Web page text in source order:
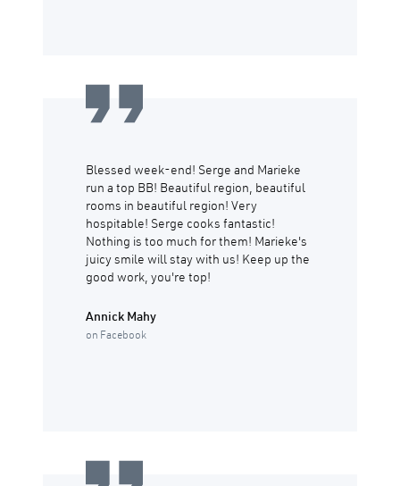
Blessed week-end! Serge and Marieke
run a top BB! Beautiful region, beautiful
rooms in beautiful region! Very
hospitable! Serge cooks fantastic!
Nothing is too much for them! Marieke's
juicy smile will stay with us! Keep up the
good work, you're top!
Annick Mahy
on Facebook